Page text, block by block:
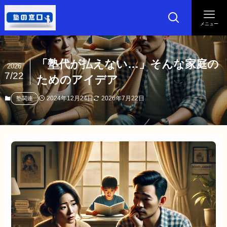
メニュー
「塾代が払えない…」そんな家庭の
ためのアイデア
2026
7/22
塾関連 2024年12月24日 2026年7月22日